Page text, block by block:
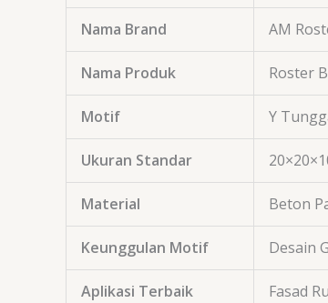
Nama Brand AM
Nama Produk Roster
Motif Y
Ukuran Standar 20×20×
Material Beton
Keunggulan Motif Desain
Aplikasi Terbaik Fasad